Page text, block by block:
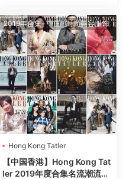
2019年合集·中国·时尚美容服饰
Hong Kong Tatler
【中国香港】Hong Kong Tat
ler 2019年度合集名流潮流时